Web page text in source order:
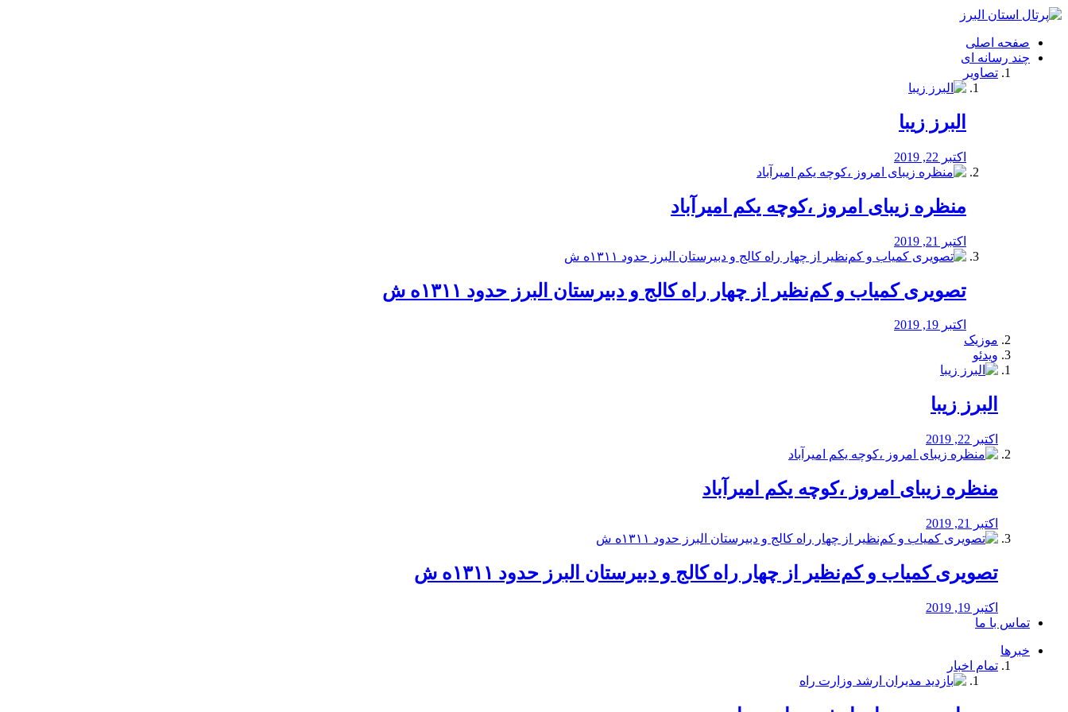
فصد
شرق
تهران
خشکشویی
صفحه اصلی
چند رسانه ای
تصاویر
البرز زیبا
اکتبر 22, 2019
منظره‌‌ زیبای امروز ،کوچه یکم امیرآباد
اکتبر 21, 2019
️تصویری کمیاب و کم‌نظیر از چهار راه كالج و دبيرستان البرز حدود ۱۳۱۱ه ش
اکتبر 19, 2019
موزیک
ویدئو
البرز زیبا
اکتبر 22, 2019
منظره‌‌ زیبای امروز ،کوچه یکم امیرآباد
اکتبر 21, 2019
️تصویری کمیاب و کم‌نظیر از چهار راه كالج و دبيرستان البرز حدود ۱۳۱۱ه ش
اکتبر 19, 2019
تماس با ما
خبرها
تمام اخبار